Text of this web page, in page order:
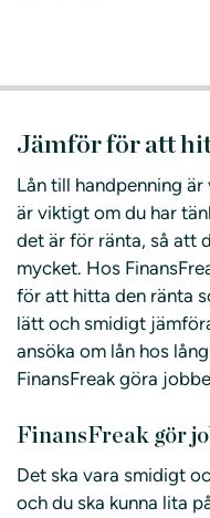
Jämför för att
Lån till handpenning
är viktigt om du har
det är för ränta, så att
mycket. Hos
för att hitta den ränta
lätt och smidigt
ansöka om lån hos
FinansFreak göra
FinansFreak gör
Det ska vara smidigt
och du ska kunna lita